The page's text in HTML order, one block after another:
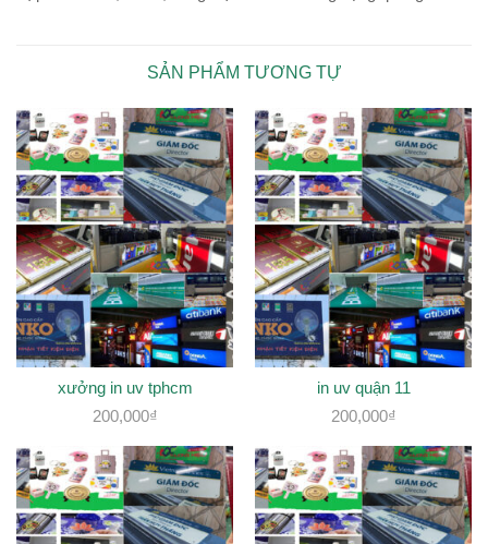
SẢN PHẨM TƯƠNG TỰ
xưởng in uv tphcm
200,000₫
in uv quận 11
200,000₫